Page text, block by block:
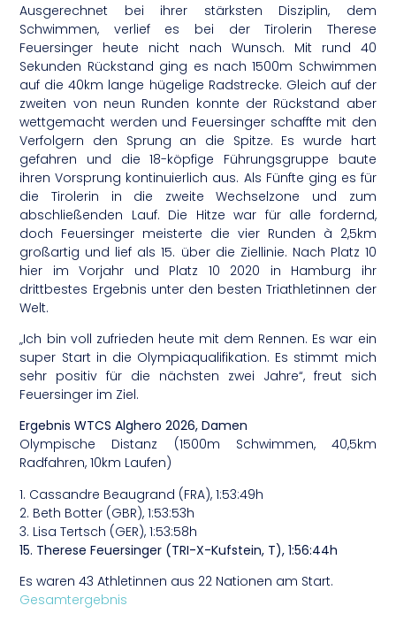
Ausgerechnet bei ihrer stärksten Disziplin, dem
Schwimmen, verlief es bei der Tirolerin Therese
Feuersinger heute nicht nach Wunsch. Mit rund 40
Sekunden Rückstand ging es nach 1500m Schwimmen
auf die 40km lange hügelige Radstrecke. Gleich auf der
zweiten von neun Runden konnte der Rückstand aber
wettgemacht werden und Feuersinger schaffte mit den
Verfolgern den Sprung an die Spitze. Es wurde hart
gefahren und die 18-köpfige Führungsgruppe baute
ihren Vorsprung kontinuierlich aus. Als Fünfte ging es für
die Tirolerin in die zweite Wechselzone und zum
abschließenden Lauf. Die Hitze war für alle fordernd,
doch Feuersinger meisterte die vier Runden à 2,5km
großartig und lief als 15. über die Ziellinie. Nach Platz 10
hier im Vorjahr und Platz 10 2020 in Hamburg ihr
drittbestes Ergebnis unter den besten Triathletinnen der
Welt.
„Ich bin voll zufrieden heute mit dem Rennen. Es war ein
super Start in die Olympiaqualifikation. Es stimmt mich
sehr positiv für die nächsten zwei Jahre“, freut sich
Feuersinger im Ziel.
Ergebnis WTCS Alghero 2026, Damen
Olympische Distanz (1500m Schwimmen, 40,5km
Radfahren, 10km Laufen)
1. Cassandre Beaugrand (FRA), 1:53:49h
2. Beth Botter (GBR), 1:53:53h
3. Lisa Tertsch (GER), 1:53:58h
15. Therese Feuersinger (TRI-X-Kufstein, T), 1:56:44h
Es waren 43 Athletinnen aus 22 Nationen am Start.
Gesamtergebnis